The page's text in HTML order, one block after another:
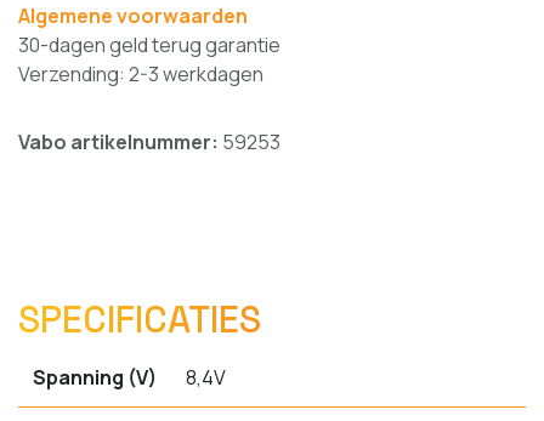
Algemene voorwaarden
30-dagen geld terug garantie
Verzending: 2-3 werkdagen
Vabo artikelnummer: 59253
SPECIFICATIES
Spanning (V) 8,4V